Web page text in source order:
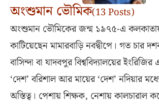
অংশুমান ভৌমিক(13 Posts)
অংশুমান ভৌমিকের জন্ম ১৯৭৫-এ
কাটিয়েছেন মামারবাড়ি নবদ্বীপে। গত চার
বাসিন্দা বা যাদবপুর বিশ্ববিদ্যালয়ের
‘দেশ’ বরিশাল আর মায়ের ‘দেশ’ নদিয়ার
অস্তিত্ব। পেশায় শিক্ষক, নেশায় কালচারাল